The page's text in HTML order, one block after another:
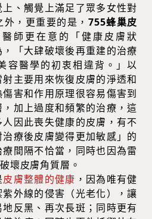
、觸覺上滿足了眾多女性對
，更重要的是， 755蜂巢皮
師更在意的「健康皮膚狀
，「大肆破壞後再重建的治療
容醫學的初衷相違背。」以
主要用來恢復皮膚的淨透和
害和作用原理很容易傷害到
加上過度和頻繁的治療，這
因此喪失健康的皮膚，有不
療後皮膚變得更加敏感」的
間隔不恰當，同時也因為雷
壞皮膚角質層。
皮膚整體的健康 ，因為唯有健
外線的侵害（光老化），讓
反黑、再次長斑；同時更有